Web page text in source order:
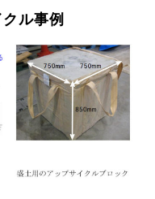
ル事例